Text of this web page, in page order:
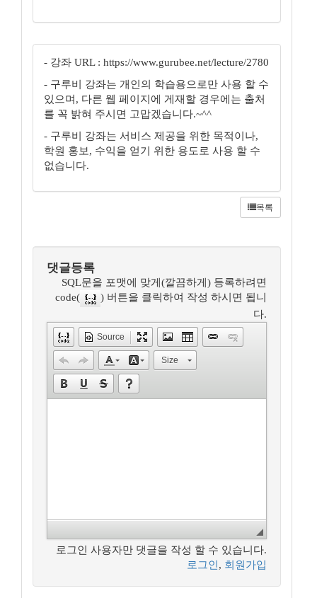
- 강좌 URL : https://www.gurubee.net/lecture/2780
- 구루비 강좌는 개인의 학습용으로만 사용 할 수
있으며, 다른 웹 페이지에 게재할 경우에는 출처
를 꼭 밝혀 주시면 고맙겠습니다.~^^
- 구루비 강좌는 서비스 제공을 위한 목적이나,
학원 홍보, 수익을 얻기 위한 용도로 사용 할 수
없습니다.
목록
댓글등록
SQL문을 포맷에 맞게(깔끔하게) 등록하려면
code(
) 버튼을 클릭하여 작성 하시면 됩니
다.
Source
Size
로그인 사용자만 댓글을 작성 할 수 있습니다.
로그인 , 회원가입